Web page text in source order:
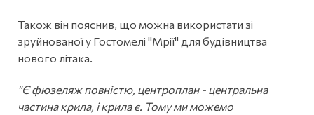
Також він пояснив, що можна використати зі
зруйнованої у Гостомелі "Мрії" для будівництва
нового літака.
"Є фюзеляж повністю, центроплан - центральна
частина крила, і крила є. Тому ми можемо